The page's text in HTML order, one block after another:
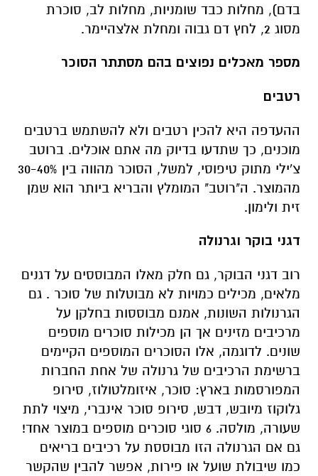
בדם), מחלות כבד שומניות, מחלות לב, סוכרת
מסוג 2, לחץ דם גבוה ומחלת אלצהיימר.
מספר מאכלים נפוצים בהם מסתתר הסוכר
רטבים
ההעדפה היא להכין רטבים ולא להשתמש ברטבים
מוכנים, כך שתדעו בדיוק מה אתם אוכלים. ברוטב
צ'ילי מתוק טיפוסי, למשל, הסוכר מהווה בין 30-40%
מהמוצר. ה"רוטב" המומלץ והבריא ביותר הוא שמן
זית ולימון.
דגני בוקר וגרנולה
רוב דגני הבוקר, גם חלק מאלו המבוססים על דגנים
מלאים, מכילים כמויות לא מבוטלות של סוכר . גם
הגרנולות השונות, אמנם מבוססות בחלקן על
מרכיבים מזינים אך הן מכילות סוכרים מוספים
שונים. לדוגמה, אלו הסוכרים המוספים הקיימים
ברשימת הרכיבים של גרנולה של אחת החברות
המפורסמות בארץ: סוכר, איזומלטולוז, סירופ
גלוקוז מיובש, דבש, סירופ סוכר אינברי, מיצוי לתת
שעורה, מולסה. 6 סוגי סוכרים מוספים במוצר אחד!
גם אם הגרנולה הזו מבוססת על רכיבים בריאים
כמו שיבולת שועל או פירות, אפשר להבין שהקשר